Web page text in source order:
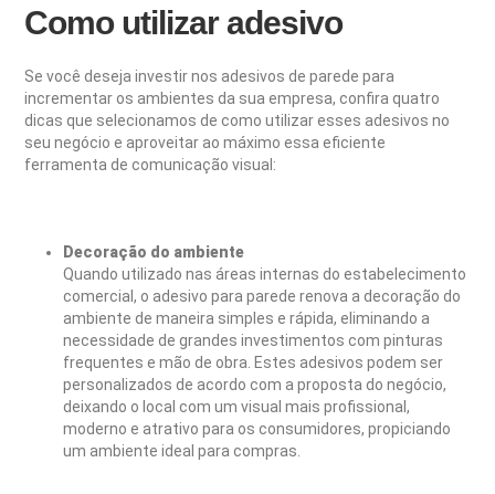
Como utilizar adesivo
Se você deseja investir nos adesivos de parede para
incrementar os ambientes da sua empresa, confira quatro
dicas que selecionamos de como utilizar esses adesivos no
seu negócio e aproveitar ao máximo essa eficiente
ferramenta de comunicação visual:
Decoração do ambiente
Quando utilizado nas áreas internas do estabelecimento
comercial, o adesivo para parede renova a decoração do
ambiente de maneira simples e rápida, eliminando a
necessidade de grandes investimentos com pinturas
frequentes e mão de obra. Estes adesivos podem ser
personalizados de acordo com a proposta do negócio,
deixando o local com um visual mais profissional,
moderno e atrativo para os consumidores, propiciando
um ambiente ideal para compras.